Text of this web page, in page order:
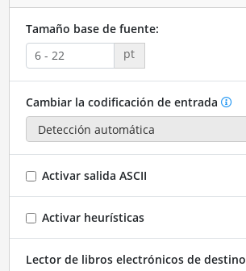
Tamaño base de fuente:
pt
Cambiar la codificación de entrada
Activar salida ASCII
Activar heurísticas
Lector de libros electrónicos de destino